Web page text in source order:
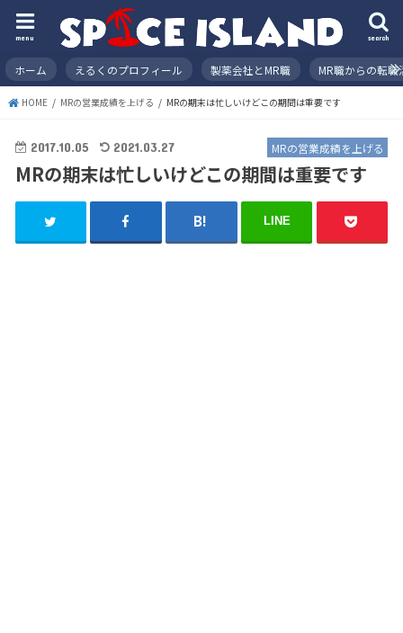
search
menu
ホーム えるくのプロフィール 製薬会社とMR職 MR職からの転職
HOME MRの営業成績を上げる MRの期末は忙しいけどこの期間は重要です
MRの営業成績を上げる
2017.10.05 2021.03.27
MRの期末は忙しいけどこの期間は重要です
LINE